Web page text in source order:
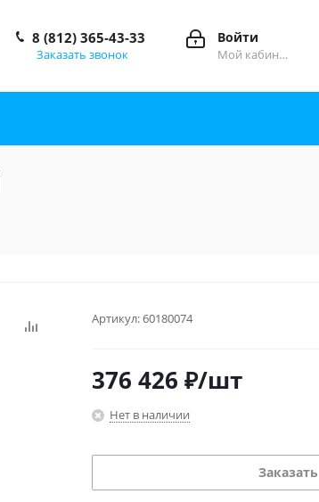
Войти
Мой кабинет
8 (812) 365-43-33
Заказать звонок
Артикул:60180074
376 426 ₽/шт
Нет в наличии
Заказать